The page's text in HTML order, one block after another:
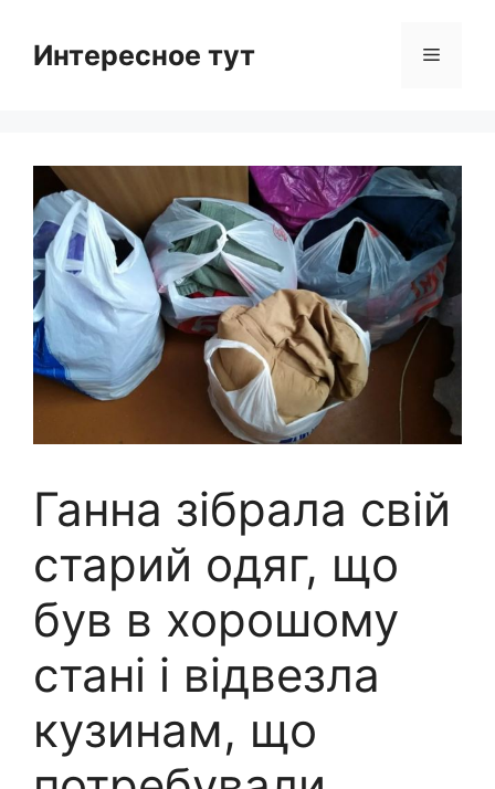
contentИнтересное тут Menu
Ганна зібрала свій
старий одяг, що
був в хорошому
стані і відвезла
кузинам, що